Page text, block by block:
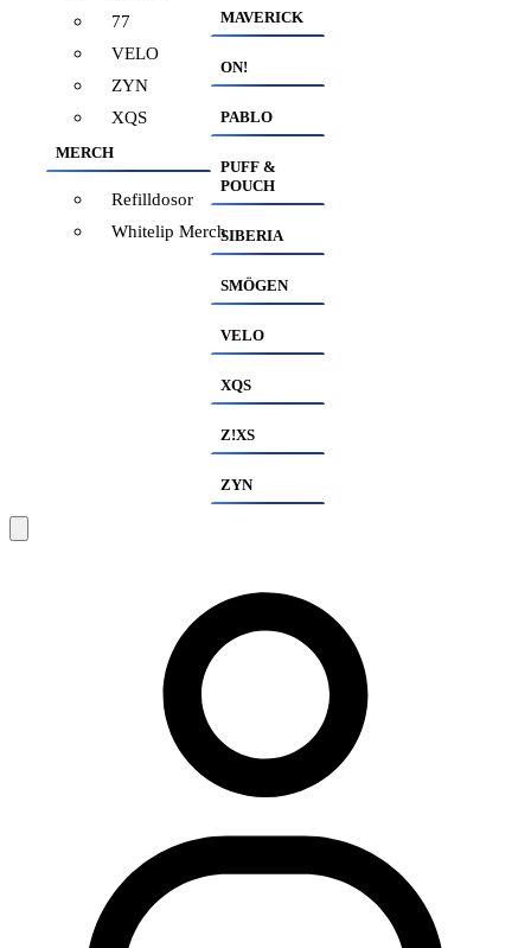
77
VELO
ZYN
XQS
MERCH
Refilldosor
Whitelip Merch
MAVERICK
ON!
PABLO
PUFF &
POUCH
SIBERIA
SMÖGEN
VELO
XQS
Z!XS
ZYN